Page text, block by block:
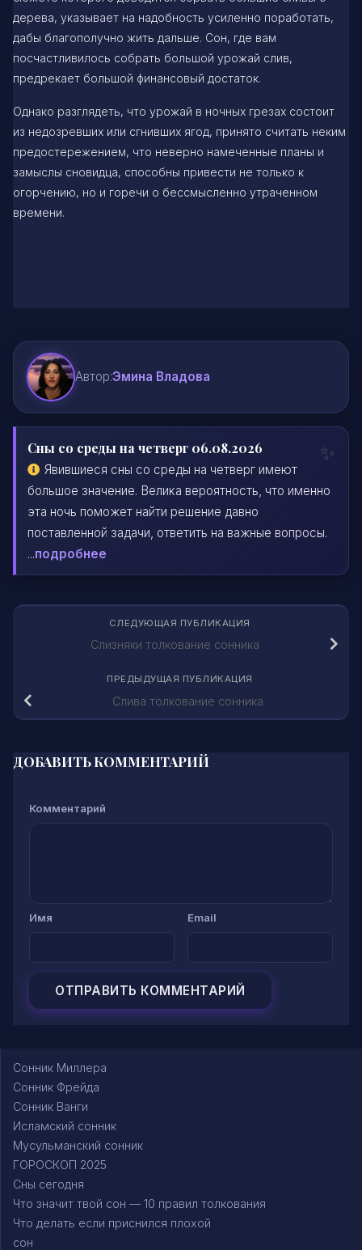
дерева, указывает на надобность усиленно поработать,
дабы благополучно жить дальше. Сон, где вам
посчастливилось собрать большой урожай слив,
предрекает большой финансовый достаток.
Однако разглядеть, что урожай в ночных грезах состоит
из недозревших или сгнивших ягод, принято считать неким
предостережением, что неверно намеченные планы и
замыслы сновидца, способны привести не только к
огорчению, но и горечи о бессмысленно утраченном
времени.
Автор:Эмина Владова
Сны со среды на четверг 06.08.2026
Явившиеся сны со среды на четверг имеют
большое значение. Велика вероятность, что именно
эта ночь поможет найти решение давно
поставленной задачи, ответить на важные вопросы.
...подробнее
СЛЕДУЮЩАЯ ПУБЛИКАЦИЯ
Слизняки толкование сонника
ПРЕДЫДУЩАЯ ПУБЛИКАЦИЯ
Слива толкование сонника
ДОБАВИТЬ КОММЕНТАРИЙ
Комментарий
Имя Email
Сонник Миллера
Сонник Фрейда
Сонник Ванги
Исламский сонник
Мусульманский сонник
ГОРОСКОП 2025
Сны сегодня
Что значит твой сон — 10 правил толкования
Что делать если приснился плохой
сон